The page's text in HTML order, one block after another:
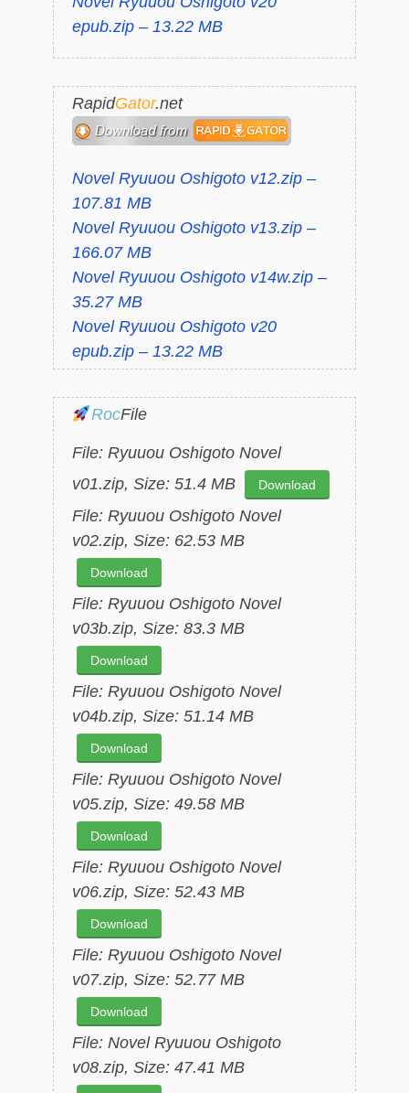
epub.zip – 13.22 MB
RapidGator.net
Novel Ryuuou Oshigoto v12.zip –
107.81 MB
Novel Ryuuou Oshigoto v13.zip –
166.07 MB
Novel Ryuuou Oshigoto v14w.zip –
35.27 MB
Novel Ryuuou Oshigoto v20
epub.zip – 13.22 MB
RocFile
File: Ryuuou Oshigoto Novel
v01.zip, Size: 51.4 MB
Download
File: Ryuuou Oshigoto Novel
v02.zip, Size: 62.53 MB
Download
File: Ryuuou Oshigoto Novel
v03b.zip, Size: 83.3 MB
Download
File: Ryuuou Oshigoto Novel
v04b.zip, Size: 51.14 MB
Download
File: Ryuuou Oshigoto Novel
v05.zip, Size: 49.58 MB
Download
File: Ryuuou Oshigoto Novel
v06.zip, Size: 52.43 MB
Download
File: Ryuuou Oshigoto Novel
v07.zip, Size: 52.77 MB
Download
File: Novel Ryuuou Oshigoto
v08.zip, Size: 47.41 MB